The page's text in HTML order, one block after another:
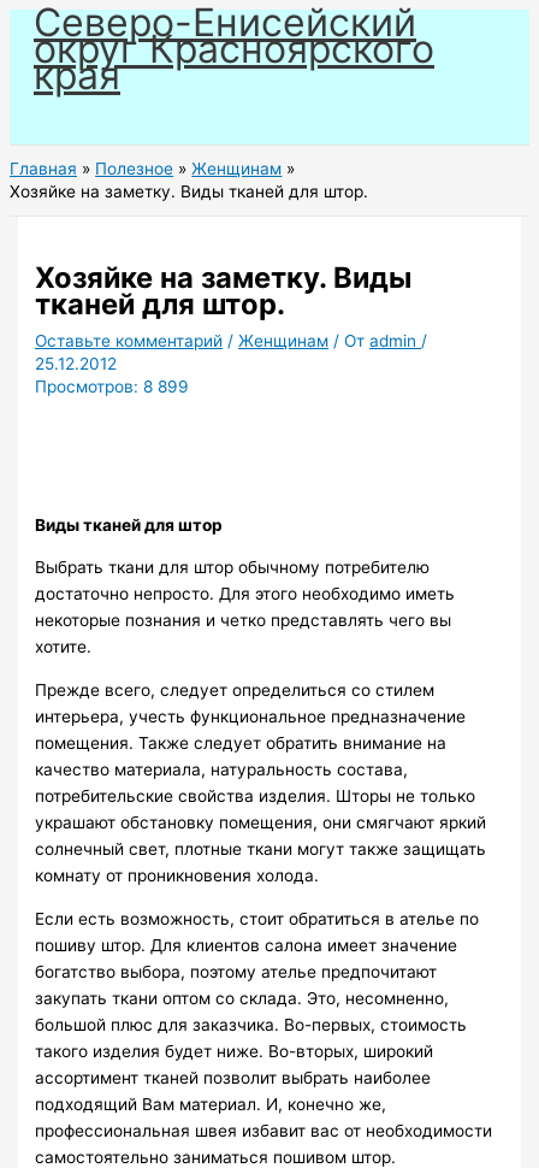
Перейти
содержимому
Северо-Енисейский
округ Красноярского
края
Главная Полезное
Женщинам
Хозяйке на заметку. Виды тканей для штор.
Хозяйке на заметку. Виды
тканей для штор.
Оставьте комментарий /Женщинам / Отadmin /
25.12.2012
Просмотров: 8 899
Виды тканей для штор
Выбрать ткани для штор обычному потребителю
достаточно непросто. Для этого необходимо иметь
некоторые познания и четко представлять чего вы
хотите.
Прежде всего, следует определиться со стилем
интерьера, учесть функциональное предназначение
помещения. Также следует обратить внимание на
качество материала, натуральность состава,
потребительские свойства изделия. Шторы не только
украшают обстановку помещения, они смягчают яркий
солнечный свет, плотные ткани могут также защищать
комнату от проникновения холода.
Если есть возможность, стоит обратиться в ателье по
пошиву штор. Для клиентов салона имеет значение
богатство выбора, поэтому ателье предпочитают
закупать ткани оптом со склада. Это, несомненно,
большой плюс для заказчика. Во-первых, стоимость
такого изделия будет ниже. Во-вторых, широкий
ассортимент тканей позволит выбрать наиболее
подходящий Вам материал. И, конечно же,
профессиональная швея избавит вас от необходимости
самостоятельно заниматься пошивом штор.